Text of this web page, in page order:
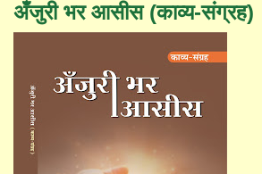
अँजुरी भर आसीस (काव्य-संग्रह)